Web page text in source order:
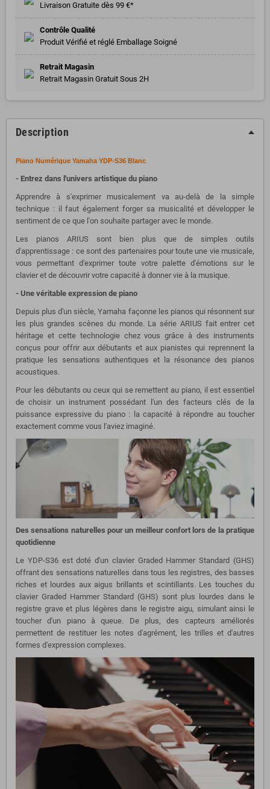
Livraison Gratuite dès 99 €*
Contrôle Qualité
Produit Vérifié et réglé Emballage Soigné
Retrait Magasin
Retrait Magasin Gratuit Sous 2H
Description
Piano Numérique Yamaha YDP-S36 Blanc
- Entrez dans l'univers artistique du piano
Apprendre à s'exprimer musicalement va au-delà de la simple
technique : il faut également forger sa musicalité et développer le
sentiment de ce que l'on souhaite partager avec le monde.
Les pianos ARIUS sont bien plus que de simples outils
d'apprentissage : ce sont des partenaires pour toute une vie musicale,
vous permettant d'exprimer toute votre palette d'émotions sur le
clavier et de découvrir votre capacité à donner vie à la musique.
- Une véritable expression de piano
Depuis plus d'un siècle, Yamaha façonne les pianos qui résonnent sur
les plus grandes scènes du monde. La série ARIUS fait entrer cet
héritage et cette technologie chez vous grâce à des instruments
conçus pour offrir aux débutants et aux pianistes qui reprennent la
pratique les sensations authentiques et la résonance des pianos
acoustiques.
Pour les débutants ou ceux qui se remettent au piano, il est essentiel
de choisir un instrument possédant l'un des facteurs clés de la
puissance expressive du piano : la capacité à répondre au toucher
exactement comme vous l'aviez imaginé.
Des sensations naturelles pour un meilleur confort lors de la pratique
quotidienne
Le YDP-S36 est doté d'un clavier Graded Hammer Standard (GHS)
offrant des sensations naturelles dans tous les registres, des basses
riches et lourdes aux aigus brillants et scintillants. Les touches du
clavier Graded Hammer Standard (GHS) sont plus lourdes dans le
registre grave et plus légères dans le registre aigu, simulant ainsi le
toucher d'un piano à queue. De plus, des capteurs améliorés
permettent de restituer les notes d'agrément, les trilles et d'autres
formes d'expression complexes.